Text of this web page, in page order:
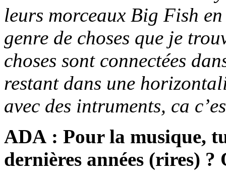
leurs morceaux Big Fish
genre de choses que je
choses sont connectées
restant dans une
avec des intruments, ca
ADA : Pour la musique,
dernières années (rires) ?